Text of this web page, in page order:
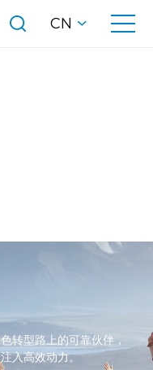
CN
转型路上的可靠伙伴，
入高效动力。